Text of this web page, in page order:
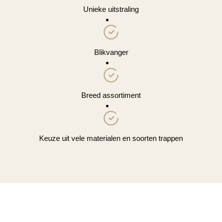
Unieke uitstraling
Blikvanger
Breed assortiment
Keuze uit vele materialen en soorten trappen